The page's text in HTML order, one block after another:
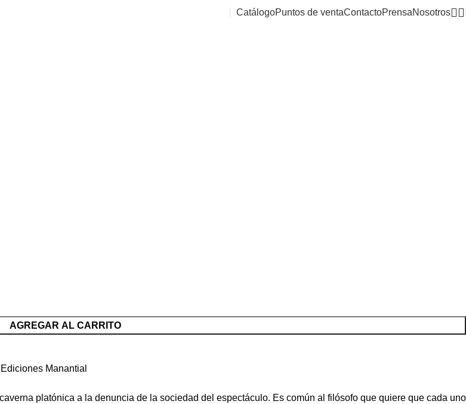
CatálogoPuntos de ventaContactoPrensaNosotros
AGREGAR AL CARRITO
Ediciones Manantial
platónica a la denuncia de la sociedad del espectáculo. Es común al filósofo que quiere que cada uno